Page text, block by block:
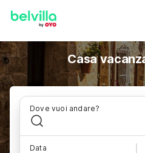
Casa
Dove vuoi andare?
Data